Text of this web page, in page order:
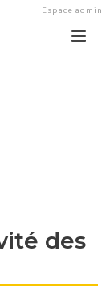
Espace admin
des